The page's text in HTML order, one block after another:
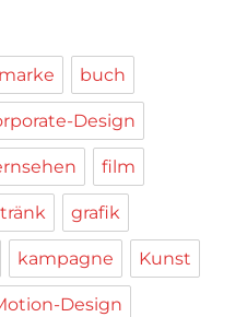
buch
Design
film
grafik
kampagne Kunst
Design